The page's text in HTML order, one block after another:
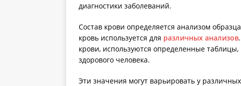
диагностики заболеваний.
Состав крови определяется анализом
кровь используется для различных анализов
крови, используются определенные
здорового человека.
Эти значения могут варьировать у